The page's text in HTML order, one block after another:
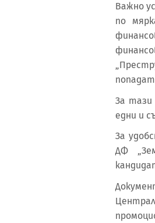
Важно
по
За тази
едни и
За
ДФ